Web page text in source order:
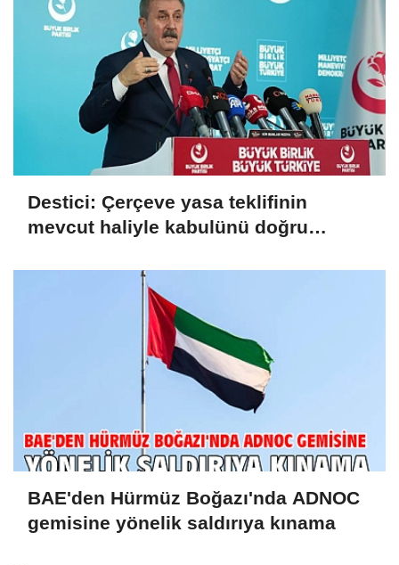
Destici: Çerçeve yasa teklifinin
mevcut haliyle kabulünü doğru
BAE'den Hürmüz Boğazı'nda ADNOC
gemisine yönelik saldırıya kınama